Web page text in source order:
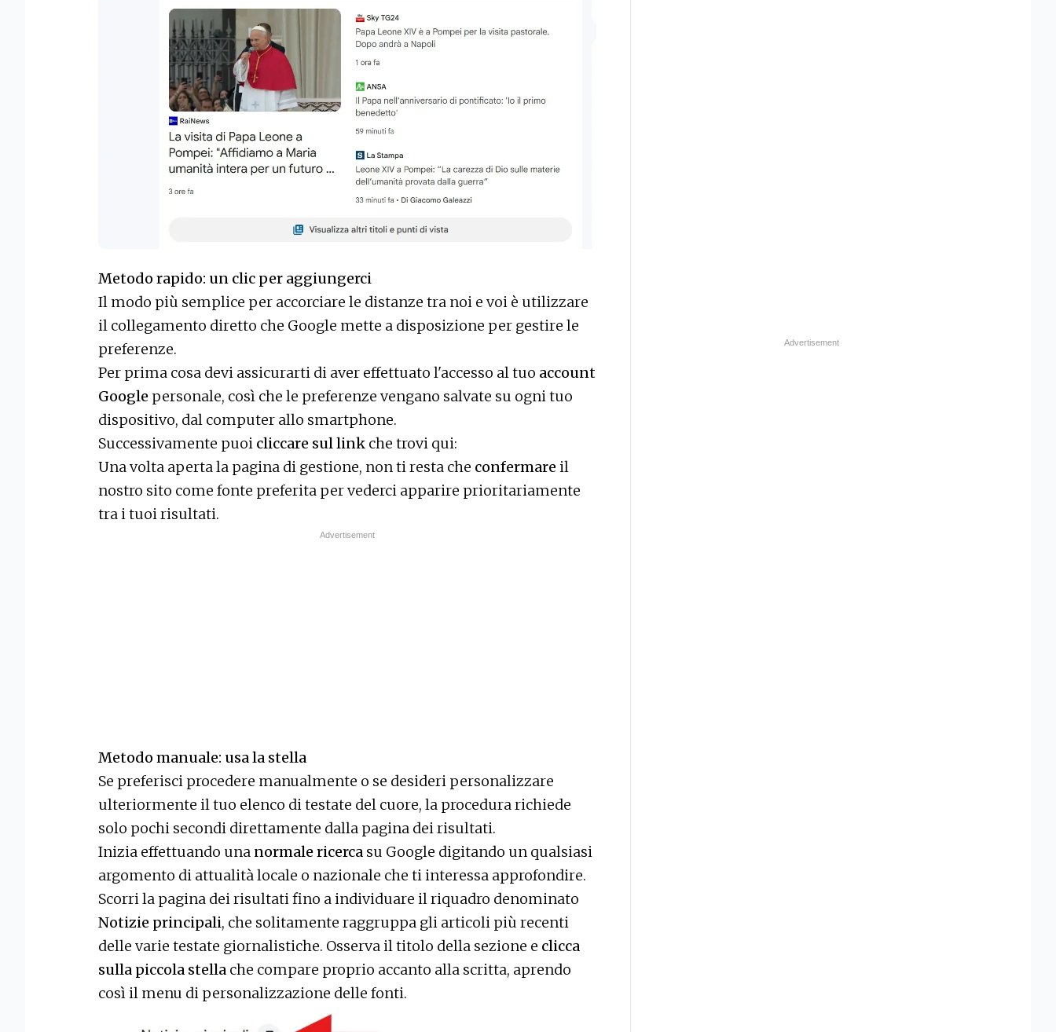
Metodo rapido: un clic per aggiungerci
Il modo più semplice per accorciare le distanze tra noi e voi è utilizzare
il collegamento diretto che Google mette a disposizione per gestire le
preferenze.
Per prima cosa devi assicurarti di aver effettuato l'accesso al tuo account
Google personale, così che le preferenze vengano salvate su ogni tuo
dispositivo, dal computer allo smartphone.
Successivamente puoi cliccare sul link che trovi qui:
Una volta aperta la pagina di gestione, non ti resta che confermare il
nostro sito come fonte preferita per vederci apparire prioritariamente
tra i tuoi risultati.
Metodo manuale: usa la stella
Se preferisci procedere manualmente o se desideri personalizzare
ulteriormente il tuo elenco di testate del cuore, la procedura richiede
solo pochi secondi direttamente dalla pagina dei risultati.
Inizia effettuando una normale ricerca su Google digitando un qualsiasi
argomento di attualità locale o nazionale che ti interessa approfondire.
Scorri la pagina dei risultati fino a individuare il riquadro denominato
Notizie principali, che solitamente raggruppa gli articoli più recenti
delle varie testate giornalistiche. Osserva il titolo della sezione e clicca
sulla piccola stella che compare proprio accanto alla scritta, aprendo
così il menu di personalizzazione delle fonti.